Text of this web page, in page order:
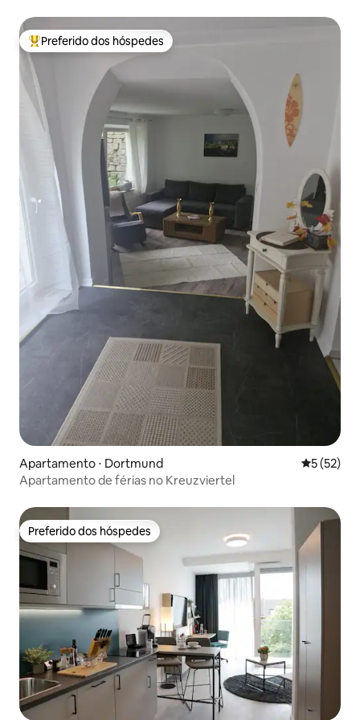
Entre os melhores preferidos dos hóspedes
Preferido dos hóspedes
Apartamento ⋅ Dortmund 5 de uma
5 (52)
Apartamento de férias no Kreuzviertel
Preferido dos hóspedes
Preferido dos hóspedes